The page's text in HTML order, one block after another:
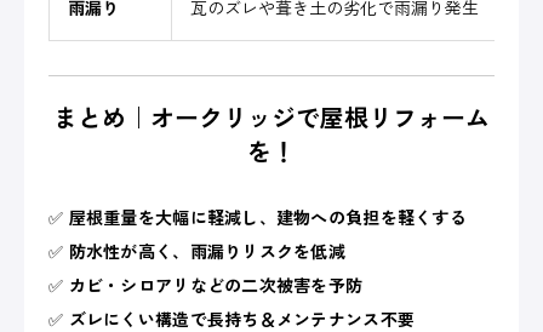
雨漏り 瓦のズレや葺き土の劣化で雨漏り発生
まとめ｜オークリッジで屋根リフォーム
を！
✅ 屋根重量を大幅に軽減し、建物への負担を軽くする
✅ 防水性が高く、雨漏りリスクを低減
✅ カビ・シロアリなどの二次被害を予防
✅ ズレにくい構造で長持ち＆メンテナンス不要